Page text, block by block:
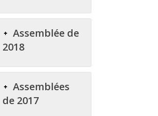
Assemblée de
2018
Assemblées
de 2017